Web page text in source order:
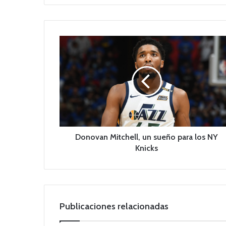
n
v
a
n
i
e
u
n
Donovan Mitchell, un sueño para los NY
Knicks
Publicaciones relacionadas